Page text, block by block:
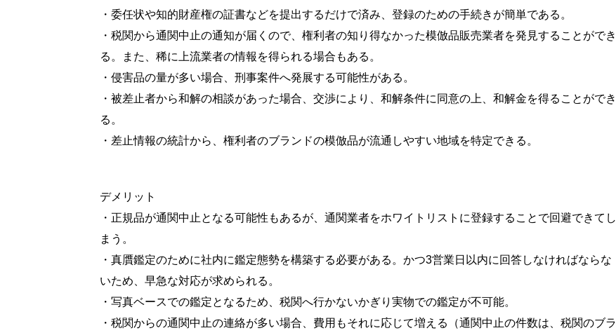
・委任状や知的財産権の証書などを提出するだけで済み、登録のための手続きが簡単である。
・税関から通関中止の通知が届くので、権利者の知り得なかった模倣品販売業者を発見することができ
る。また、稀に上流業者の情報を得られる場合もある。
・侵害品の量が多い場合、刑事案件へ発展する可能性がある。
・被差止者から和解の相談があった場合、交渉により、和解条件に同意の上、和解金を得ることができ
る。
・差止情報の統計から、権利者のブランドの模倣品が流通しやすい地域を特定できる。
デメリット
・正規品が通関中止となる可能性もあるが、通関業者をホワイトリストに登録することで回避できてし
まう。
・真贋鑑定のために社内に鑑定態勢を構築する必要がある。かつ3営業日以内に回答しなければならな
いため、早急な対応が求められる。
・写真ベースでの鑑定となるため、税関へ行かないかぎり実物での鑑定が不可能。
・税関からの通関中止の連絡が多い場合、費用もそれに応じて増える（通関中止の件数は、税関のブラ